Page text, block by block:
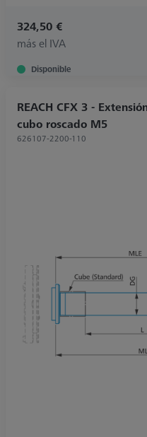
324,50 €
más el IVA
Disponible
REACH CFX 3 -
cubo roscado M5
626107-2200-110